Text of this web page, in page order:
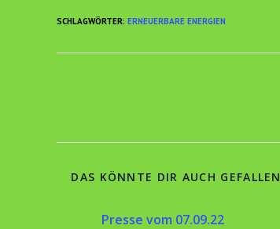
SCHLAGWÖRTER: ERNEUERBARE ENERGIEN
DAS KÖNNTE DIR AUCH GEFALLEN
Presse vom 07.09.22